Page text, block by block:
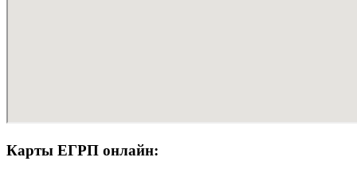
Карты ЕГРП онлайн: